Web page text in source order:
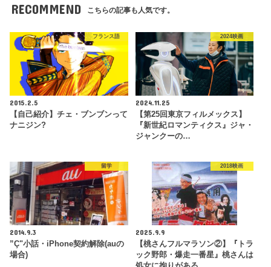
RECOMMEND こちらの記事も人気です。
フランス語
2015.2.5
【自己紹介】チェ・ブンブンって
ナニジン?
2024映画
2024.11.25
【第25回東京フィルメックス】
『新世紀ロマンティクス』ジャ・
ジャンクーの…
留学
2014.9.3
”Ç"小話・iPhone契約解除(auの
場合)
2018映画
2025.9.9
【桃さんフルマラソン②】『トラ
ック野郎・爆走一番星』桃さんは